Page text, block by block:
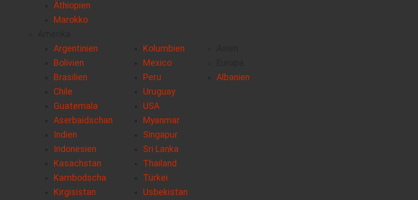
Äthiopien
Marokko
Argentinien
Bolivien
Brasilien
Chile
Guatemala
Kolumbien
Mexico
Peru
Uruguay
USA
Aserbaidschan
Indien
Indonesien
Kasachstan
Kambodscha
Kirgisistan
Myanmar
Singapur
Sri Lanka
Thailand
Türkei
Usbekistan
Albanien